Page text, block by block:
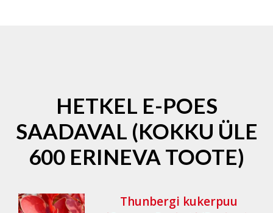
HETKEL E-POES
SAADAVAL (KOKKU ÜLE
600 ERINEVA TOOTE)
Thunbergi kukerpuu